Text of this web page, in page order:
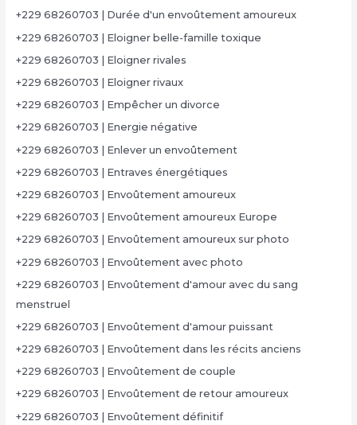
+229 68260703 | Durée d'un envoûtement amoureux
+229 68260703 | Eloigner belle-famille toxique
+229 68260703 | Eloigner rivales
+229 68260703 | Eloigner rivaux
+229 68260703 | Empêcher un divorce
+229 68260703 | Energie négative
+229 68260703 | Enlever un envoûtement
+229 68260703 | Entraves énergétiques
+229 68260703 | Envoûtement amoureux
+229 68260703 | Envoûtement amoureux Europe
+229 68260703 | Envoûtement amoureux sur photo
+229 68260703 | Envoûtement avec photo
+229 68260703 | Envoûtement d'amour avec du sang
menstruel
+229 68260703 | Envoûtement d'amour puissant
+229 68260703 | Envoûtement dans les récits anciens
+229 68260703 | Envoûtement de couple
+229 68260703 | Envoûtement de retour amoureux
+229 68260703 | Envoûtement définitif